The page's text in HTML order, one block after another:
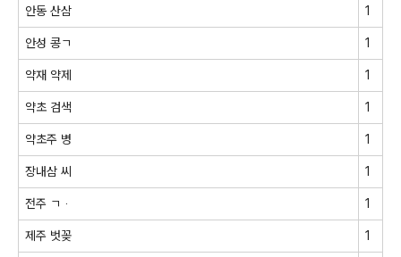
안동 산삼 1
안성 콩ㄱ 1
약재 약제 1
약초 검색 1
약초주 병 1
장내삼 씨 1
전주 ㄱᆞ 1
제주 벗꽂 1